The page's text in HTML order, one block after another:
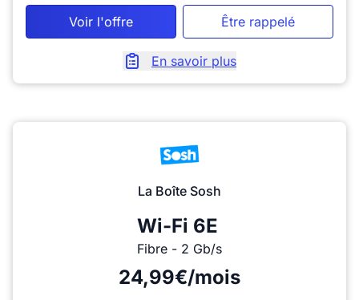
Voir l'offre Être rappelé
En savoir plus
La Boîte Sosh
Wi-Fi 6E
Fibre - 2 Gb/s
24,99€/mois